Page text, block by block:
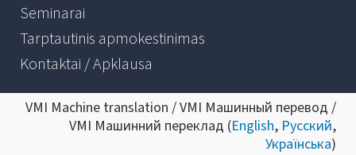
Seminarai
Tarptautinis apmokestinimas
Kontaktai / Apklausa
VMI Machine translation / VMI Машинный перевод /
VMI Машинний переклад (English, Русский,
Українська)